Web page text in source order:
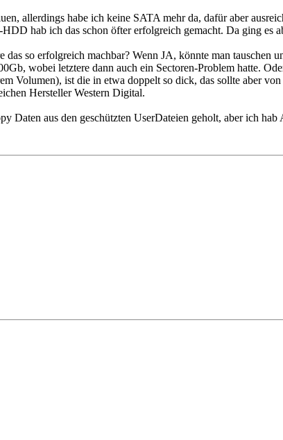
allerdings habe ich keine SATA mehr da, dafür aber
hab ich das schon öfter erfolgreich gemacht. Da ging es
so erfolgreich machbar? Wenn JA, könnte man tauschen
wobei letztere dann auch ein Sectoren-Problem hatte.
Volumen), ist die in etwa doppelt so dick, das sollte aber
Hersteller Western Digital.
Daten aus den geschützten UserDateien geholt, aber ich